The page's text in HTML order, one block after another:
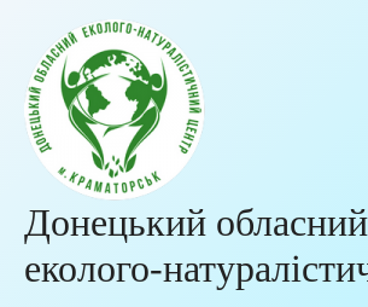
Донецький обласний
еколого-